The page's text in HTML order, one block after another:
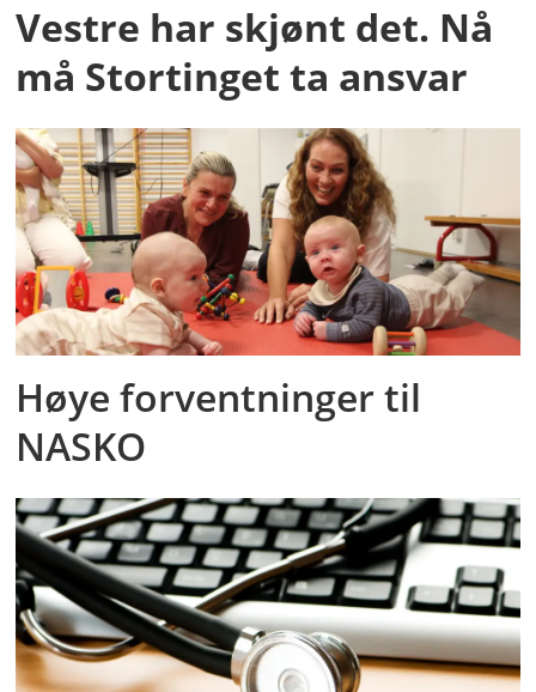
Vestre har skjønt det. Nå
må Stortinget ta ansvar
Høye forventninger til
NASKO